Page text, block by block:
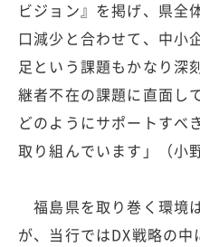
ビジョン』を掲げ、県全
口減少と合わせて、中小
足という課題もかなり深
継者不在の課題に直面し
どのようにサポートすべ
取り組んでいます」（小
福島県を取り巻く環境
が、当行ではDX戦略の